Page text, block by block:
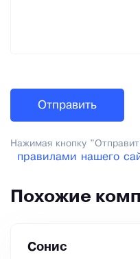
Нажимая кнопку
правилами нашего
Похожие
Сонис